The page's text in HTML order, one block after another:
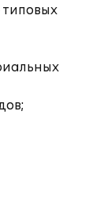
типовых